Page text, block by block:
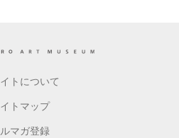
トについて
トマップ
ルマガ登録